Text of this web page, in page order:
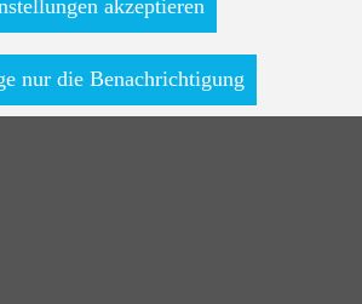
akzeptieren
nur die Benachrichtigung